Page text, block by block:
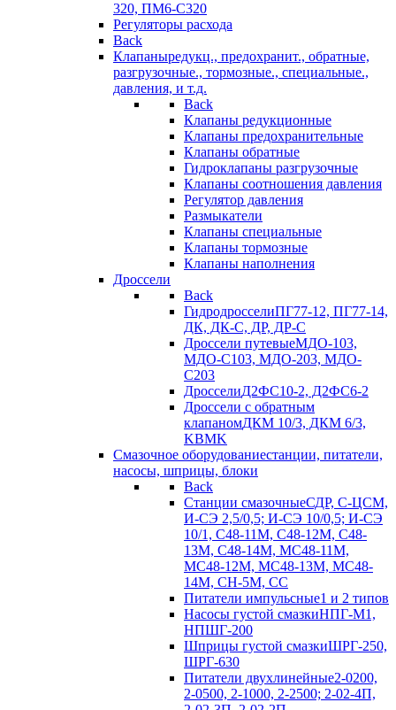
320, ПМ6-С320
Регуляторы расхода
Back
Клапаныредукц., предохранит., обратные,
разгрузочные., тормозные., специальные.,
давления, и т.д.
Back
Клапаны редукционные
Клапаны предохранительные
Клапаны обратные
Гидроклапаны разгрузочные
Клапаны соотношения давления
Регулятор давления
Размыкатели
Клапаны специальные
Клапаны тормозные
Клапаны наполнения
Дроссели
Back
ГидродросселиПГ77-12, ПГ77-14,
ДК, ДК-С, ДР, ДР-С
Дроссели путевыеМДО-103,
МДО-С103, МДО-203, МДО-
С203
ДросселиД2ФС10-2, Д2ФС6-2
Дроссели с обратным
клапаномДКМ 10/3, ДКМ 6/3,
KBMK
Смазочное оборудованиестанции, питатели,
насосы, шприцы, блоки
Back
Станции смазочныеСДР, С-ЦСМ,
И-СЭ 2,5/0,5; И-СЭ 10/0,5; И-СЭ
10/1, С48-11М, С48-12М, С48-
13М, С48-14М, МС48-11М,
МС48-12М, МС48-13М, МС48-
14М, СН-5М, CC
Питатели импульсные1 и 2 типов
Насосы густой смазкиНПГ-М1,
НПШГ-200
Шприцы густой смазкиШРГ-250,
ШРГ-630
Питатели двухлинейные2-0200,
2-0500, 2-1000, 2-2500; 2-02-4П,